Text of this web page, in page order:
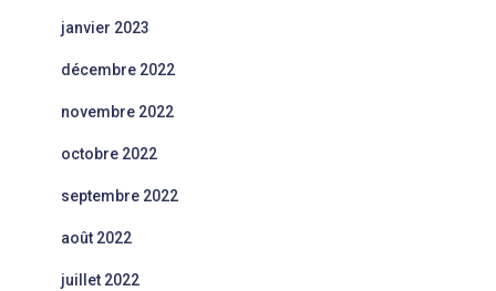
janvier 2023
décembre 2022
novembre 2022
octobre 2022
septembre 2022
août 2022
juillet 2022